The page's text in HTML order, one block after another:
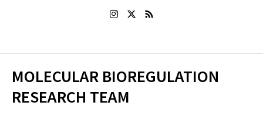
MOLECULAR BIOREGULATION
RESEARCH TEAM